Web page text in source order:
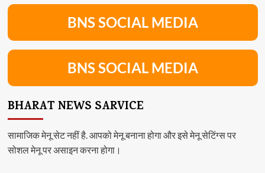
BNS SOCIAL MEDIA
BNS SOCIAL MEDIA
BHARAT NEWS SARVICE
सामाजिक मेनू सेट नहीं है. आपको मेनू बनाना होगा और इसे मेनू सेटिंग्स पर
सोशल मेनू पर असाइन करना होगा।